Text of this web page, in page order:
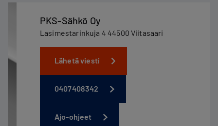
PKS-Sähkö Oy
Lasimestarinkuja 4 44500 Viitasaari
Lähetä viesti
0407408342
Ajo-ohjeet